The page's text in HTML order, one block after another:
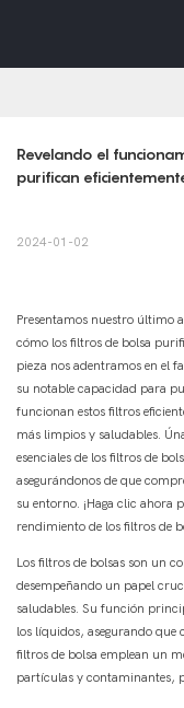
Revelando el
purifican
2024-01-02
Presentamos nuestro último
cómo los filtros de bolsa
pieza nos adentramos en el
su notable capacidad para
funcionan estos filtros
más limpios y saludables.
esenciales de los filtros de
asegurándonos de que
su entorno. ¡Haga clic ahora
rendimiento de los filtros de
Los filtros de bolsas son un
desempeñando un papel
saludables. Su función
los líquidos, asegurando que
filtros de bolsa emplean un
partículas y contaminantes,